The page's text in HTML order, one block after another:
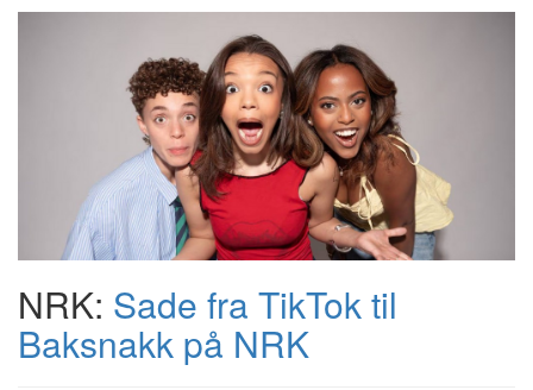
NRK: Sade fra TikTok til
Baksnakk på NRK